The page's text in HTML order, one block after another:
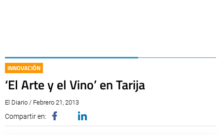
INNOVACIÓN
‘El Arte y el Vino’ en Tarija
El Diario / Febrero 21, 2013
Compartir en: